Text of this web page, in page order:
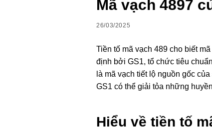
Mã vạch 4897
26/03/2025
Tiền tố mã vạch 489 cho biết
định bởi GS1, tổ chức tiêu
là mã vạch tiết lộ nguồn gốc
GS1 có thể giải tỏa những
Hiểu về tiền tố